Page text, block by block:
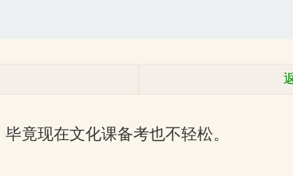
竟现在文化课备考也不轻松。